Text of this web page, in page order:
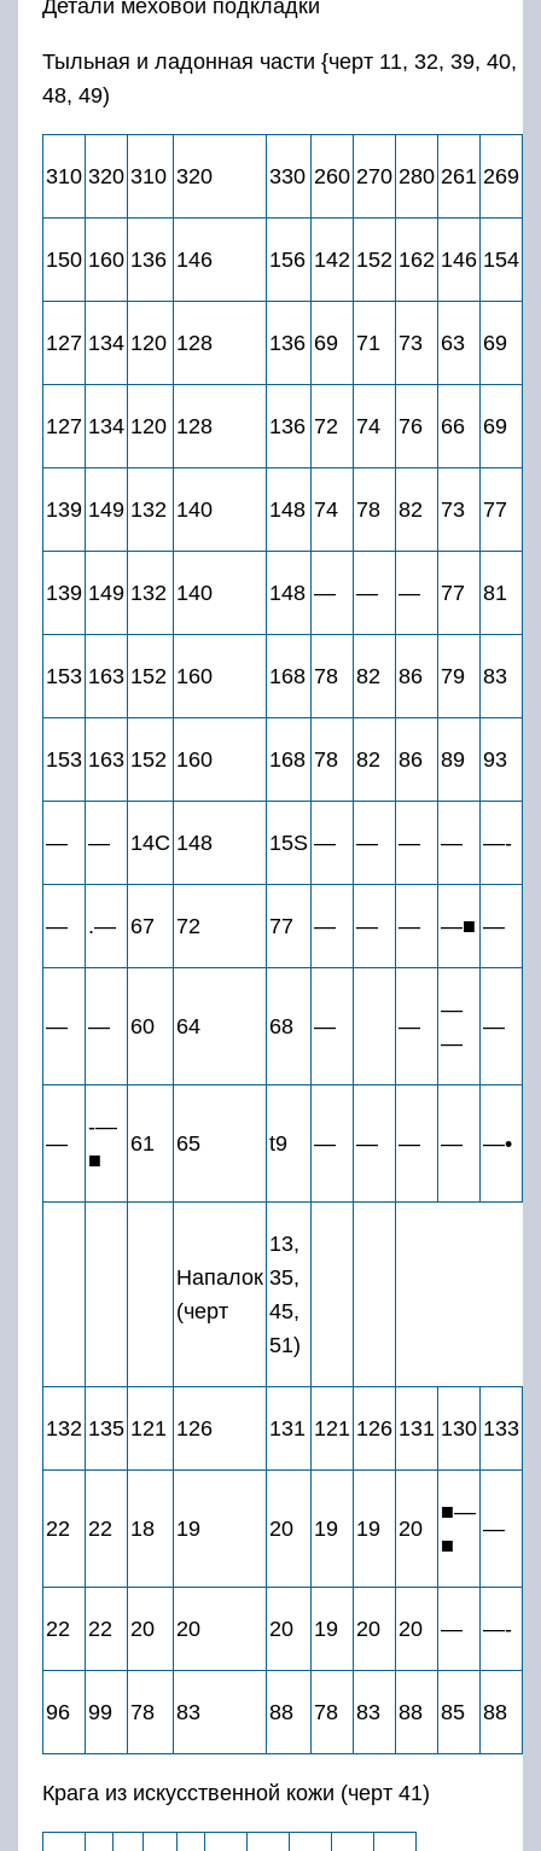
Детали меховой подкладки
Тыльная и ладонная части {черт 11, 32, 39, 40,
48, 49)
310 320 310 320 330 260 270 280 261 269
150 160 136 146 156 142 152 162 146 154
127 134 120 128 136 69 71 73 63 69
127 134 120 128 136 72 74 76 66 69
139 149 132 140 148 74 78 82 73 77
139 149 132 140 148 — — — 77 81
153 163 152 160 168 78 82 86 79 83
153 163 152 160 168 78 82 86 89 93
— — 14С 148 15S — — — — —-
— .— 67 72 77 — — — —■ —
— — 60 64 68 — —
—
—
—
—
-—
■
61 65 t9 — — — — —•
Напалок
(черт
13,
35,
45,
51)
132 135 121 126 131 121 126 131 130 133
22 22 18 19 20 19 19 20
■—
■
—
22 22 20 20 20 19 20 20 — —-
96 99 78 83 88 78 83 88 85 88
Крага из искусственной кожи (черт 41)